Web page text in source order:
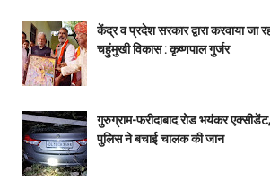
केंद्र व प्रदेश सरकार द्वारा करवाया जा
चहुंमुखी विकास : कृष्णपाल गुर्जर
गुरुग्राम-फरीदाबाद रोड भयंकर
पुलिस ने बचाई चालक की जान